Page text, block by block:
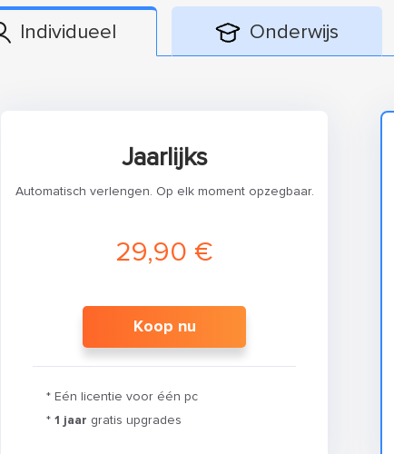
Individueel Onderwijs
Jaarlijks
Automatisch verlengen. Op elk moment opzegbaar.
29,90 €
Koop nu
* Eén licentie voor één pc
* 1 jaar gratis upgrades